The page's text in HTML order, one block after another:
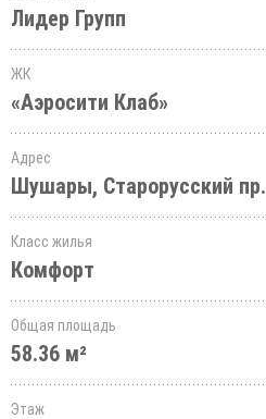
Лидер Групп
ЖК
«Аэросити Клаб»
Адрес
Шушары, Старорусский пр.
Класс жилья
Комфорт
Общая площадь
58.36 м²
Этаж